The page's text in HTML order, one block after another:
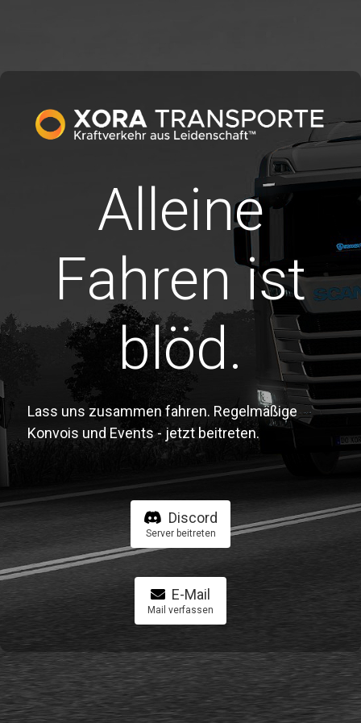
Alleine
Fahren ist
blöd.
Lass uns zusammen fahren. Regelmäßige
Konvois und Events - jetzt beitreten.
Discord
Server beitreten
E-Mail
Mail verfassen